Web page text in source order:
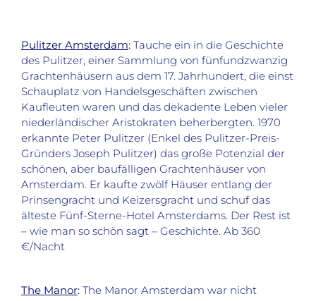
Pulitzer Amsterdam:Tauche ein in die Geschichte
des Pulitzer, einer Sammlung von fünfundzwanzig
Grachtenhäusern aus dem 17. Jahrhundert, die einst
Schauplatz von Handelsgeschäften zwischen
Kaufleuten waren und das dekadente Leben vieler
niederländischer Aristokraten beherbergten. 1970
erkannte Peter Pulitzer (Enkel des Pulitzer-Preis-
Gründers Joseph Pulitzer) das große Potenzial der
schönen, aber baufälligen Grachtenhäuser von
Amsterdam. Er kaufte zwölf Häuser entlang der
Prinsengracht und Keizersgracht und schuf das
älteste Fünf-Sterne-Hotel Amsterdams. Der Rest ist
– wie man so schön sagt – Geschichte. Ab 360
€/Nacht
The Manor: The Manor Amsterdam war nicht